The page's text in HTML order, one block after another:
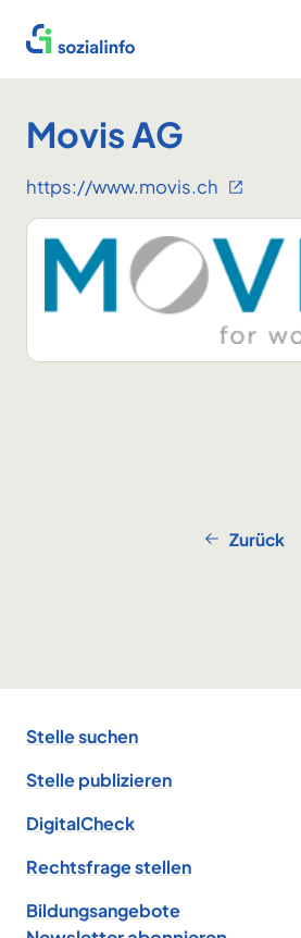
Sozialinfo
Movis AG
https://www.movis.ch
Zurück
Stelle suchen
Stelle publizieren
DigitalCheck
Rechtsfrage stellen
Bildungsangebote